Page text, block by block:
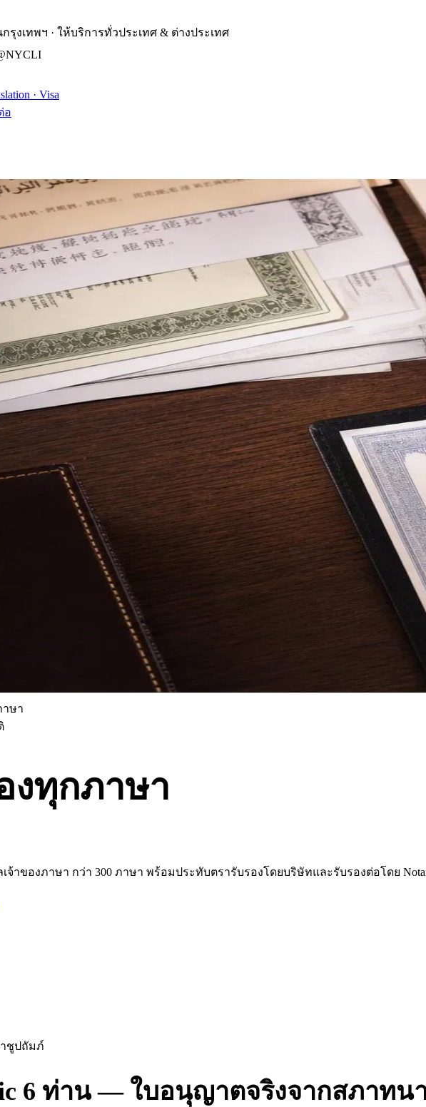
รุงเทพฯ · ให้บริการทั่วประเทศ & ต่างประเทศ
· Visa
อ
ษา
งทุกภาษา
าของภาษา กว่า 300 ภาษา พร้อมประทับตรารับรองโดยบริษัทและรับรองต่อโดย
าชูปถัมภ์
6 ท่าน — ใบอนุญาตจริงจากสภาทน